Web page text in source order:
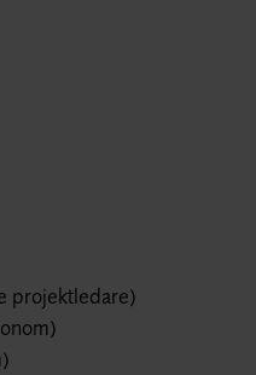
projektledare)